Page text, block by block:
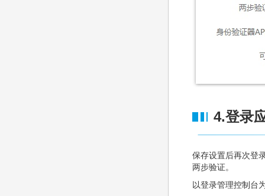
4.登录
保存设置后再次登
两步验证。
以登录管理控制台